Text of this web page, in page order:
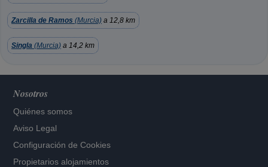
Zarcilla de Ramos (Murcia) a 12,8 km
Singla (Murcia) a 14,2 km
Nosotros
Quiénes somos
Aviso Legal
Configuración de Cookies
Propietarios alojamientos